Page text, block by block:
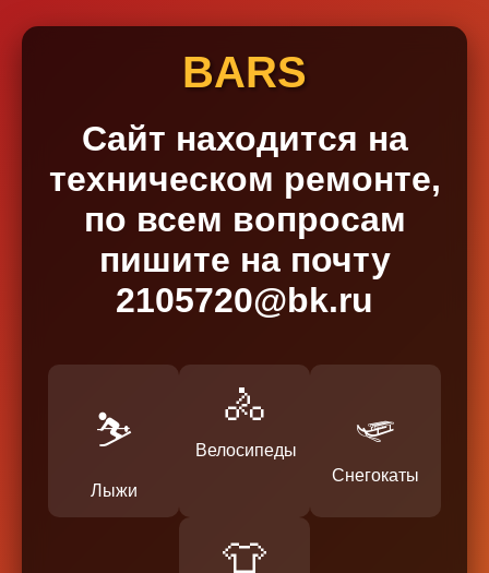
BARS
Сайт находится на
техническом ремонте,
по всем вопросам
пишите на почту
2105720@bk.ru
⛷️
Лыжи
🚴
Велосипеды
🛷
Снегокаты
👕